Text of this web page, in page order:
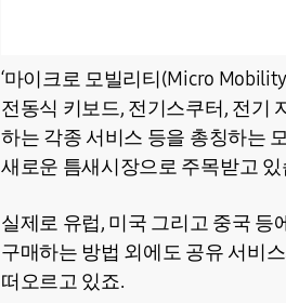
‘마이크로 모빌리티(Micro
전동식 키보드, 전기스쿠터, 전기
하는 각종 서비스 등을 총칭하는
새로운 틈새시장으로 주목받고 있
실제로 유럽, 미국 그리고 중국 등
구매하는 방법 외에도 공유 서비
떠오르고 있죠.